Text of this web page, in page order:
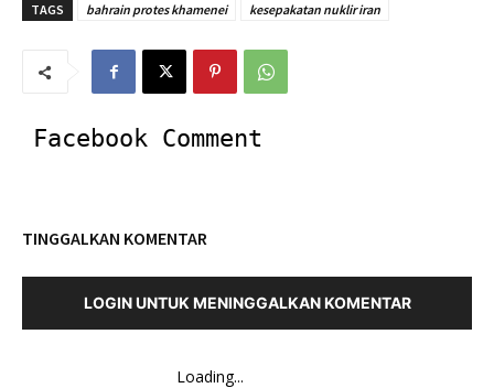
TAGS bahrain protes khamenei kesepakatan nuklir iran
Facebook Comment
TINGGALKAN KOMENTAR
LOGIN UNTUK MENINGGALKAN KOMENTAR
Loading...